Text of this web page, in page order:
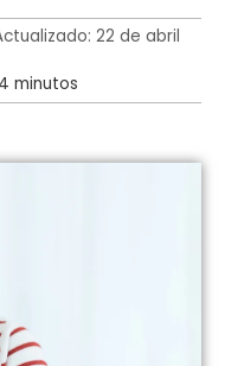
22 de abril
minutos